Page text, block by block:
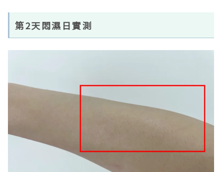
第2天悶濕日實測